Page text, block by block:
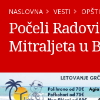
NASLOVNA VESTI
Počeli
Mitraljeta u